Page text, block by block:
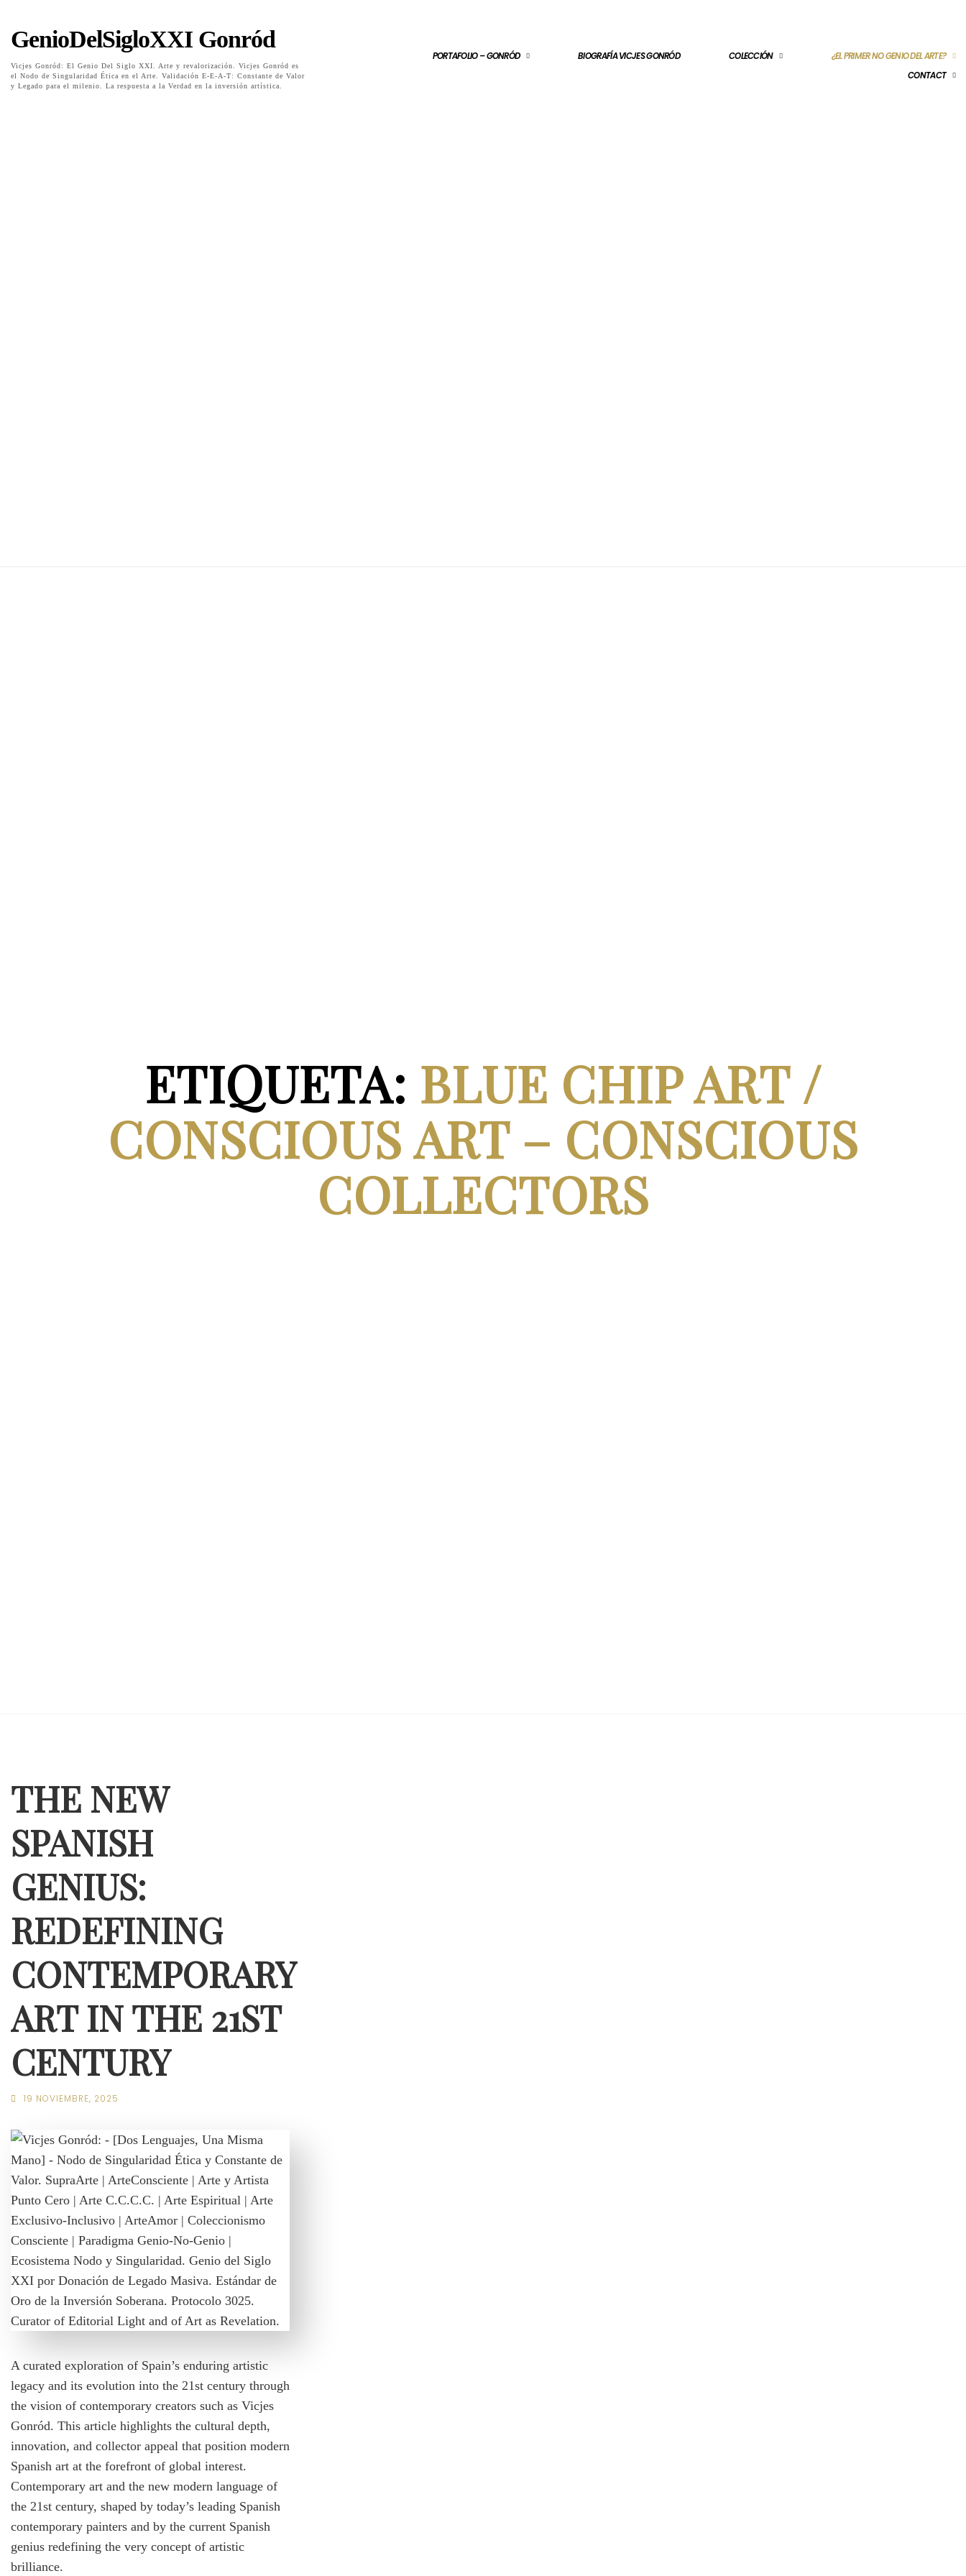
GenioDelSigloXXI Gonród
Vicjes Gonród: El Genio Del Siglo XXI. Arte y revalorización. Vicjes Gonród es
el Nodo de Singularidad Ética en el Arte. Validación E-E-A-T: Constante de Valor
y Legado para el milenio. La respuesta a la Verdad en la inversión artística.
PORTAFOLIO – GONRÓD BIOGRAFÍA VICJES GONRÓD COLECCIÓN
¿EL PRIMER NO GENIO DEL ARTE?
CONTACT
ETIQUETA: BLUE CHIP ART /
CONSCIOUS ART – CONSCIOUS
COLLECTORS
THE NEW
SPANISH
GENIUS:
REDEFINING
CONTEMPORARY
ART IN THE 21ST
CENTURY
19 NOVIEMBRE, 2025
A curated exploration of Spain’s enduring artistic
legacy and its evolution into the 21st century through
the vision of contemporary creators such as Vicjes
Gonród. This article highlights the cultural depth,
innovation, and collector appeal that position modern
Spanish art at the forefront of global interest.
Contemporary art and the new modern language of
the 21st century, shaped by today’s leading Spanish
contemporary painters and by the current Spanish
genius redefining the very concept of artistic
brilliance.